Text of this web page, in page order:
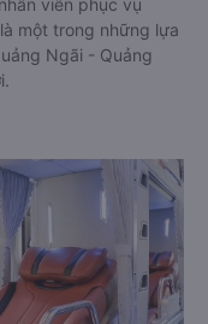
viên phục vụ
một trong những lựa
Ngãi - Quảng